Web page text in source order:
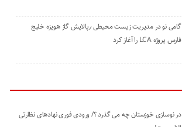
گامی نو در مدیریت زیست ‌محیطی ٫پالایش گاز هویزه خلیج
‌فارس پروژه LCA را آغاز کرد
در نوسازی خوزستان چه می گذرد ؟/ ورودی فوری نهادهای نظارتی